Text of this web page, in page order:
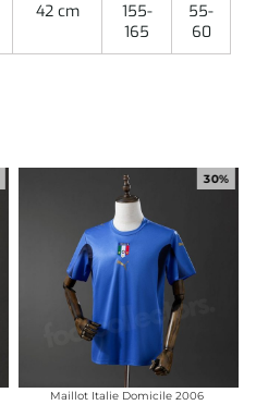
42 cm
155-
165
55-
60
30%
Maillot Italie Domicile 2006